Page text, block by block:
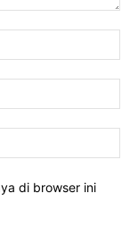
di browser ini